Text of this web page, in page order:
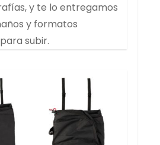
y te lo entregamos
y formatos
subir.